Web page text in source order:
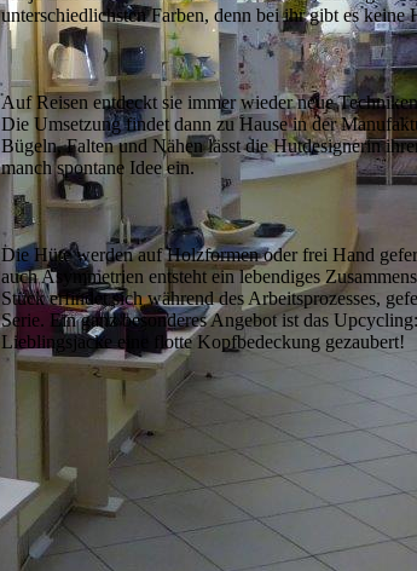
unterschiedlichsten Farben, denn bei ihr gibt es keine
Auf Reisen entdeckt sie immer wieder neue
Die Umsetzung findet dann zu Hause in der
Bügeln, Falten und Nähen lässt die Hutdesignerin
manch spontane Idee ein.
Die Hüte werden auf Holzformen oder frei Hand
auch Asymmetrien entsteht ein lebendiges
Stück erfindet sich während des Arbeitsprozesses,
Serie. Ein ganz besonderes Angebot ist das
Lieblingsjacke eine flotte Kopfbedeckung gezaubert!